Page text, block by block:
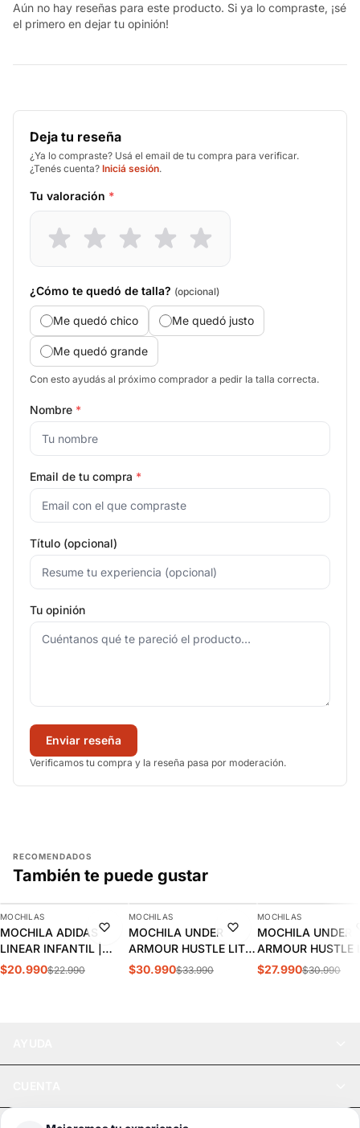
Aún no hay reseñas para este producto. Si ya lo compraste, ¡sé
el primero en dejar tu opinión!
Deja tu reseña
¿Ya lo compraste? Usá el email de tu compra para verificar.
¿Tenés cuenta? Iniciá sesión.
Tu valoración *
¿Cómo te quedó de talla? (opcional)
Me quedó chico Me quedó justo
Me quedó grande
Con esto ayudás al próximo comprador a pedir la talla correcta.
Nombre *
Email de tu compra *
Título (opcional)
Tu opinión
Enviar reseña
Verificamos tu compra y la reseña pasa por moderación.
RECOMENDADOS
También te puede gustar
-9%
AGREGAR
MOCHILAS
MOCHILA ADIDAS
LINEAR INFANTIL |
KC3138
$20.990$22.990
-9%
AGREGAR
MOCHILAS
MOCHILA UNDER
ARMOUR HUSTLE LITE
| 6000399-603
$30.990$33.990
-10%
MOCHILAS
MOCHILA UNDER
ARMOUR HUSTLE
1364180-012
$27.990$30.990